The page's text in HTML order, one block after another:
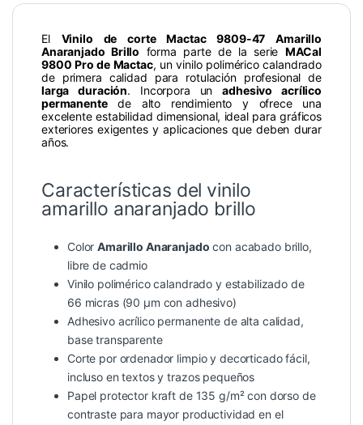
El Vinilo de corte Mactac 9809-47 Amarillo
Anaranjado Brillo forma parte de la serie MACal
9800 Pro de Mactac, un vinilo polimérico calandrado
de primera calidad para rotulación profesional de
larga duración. Incorpora unadhesivo acrílico
permanentede alto rendimiento y ofrece una
excelente estabilidad dimensional, ideal para gráficos
exteriores exigentes y aplicaciones que deben durar
años.
Características del vinilo
amarillo anaranjado brillo
ColorAmarillo Anaranjado con acabado brillo,
libre de cadmio
Vinilo polimérico calandrado y estabilizado de
66 micras (90 µm con adhesivo)
Adhesivo acrílico permanente de alta calidad,
base transparente
Corte por ordenador limpio y decorticado fácil,
incluso en textos y trazos pequeños
Papel protector kraft de 135 g/m² con dorso de
contraste para mayor productividad en el